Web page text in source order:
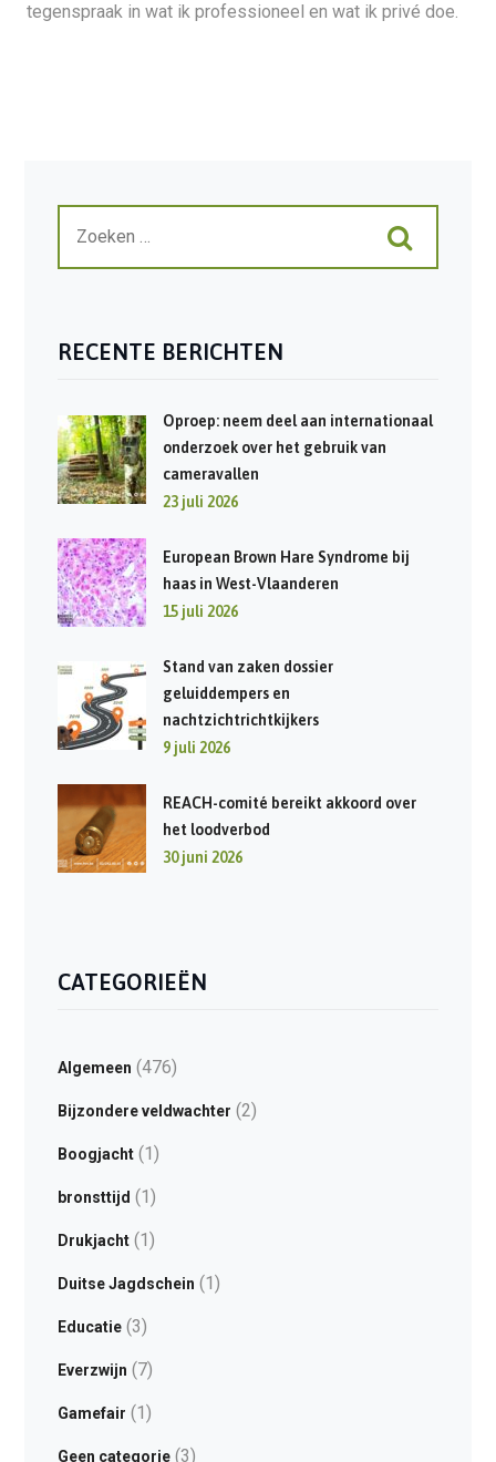
tegenspraak in wat ik professioneel en wat ik privé doe.
RECENTE BERICHTEN
Oproep: neem deel aan internationaal
onderzoek over het gebruik van
cameravallen
23 juli 2026
European Brown Hare Syndrome bij
haas in West-Vlaanderen
15 juli 2026
Stand van zaken dossier
geluiddempers en
nachtzichtrichtkijkers
9 juli 2026
REACH-comité bereikt akkoord over
het loodverbod
30 juni 2026
CATEGORIEËN
Algemeen (476)
Bijzondere veldwachter (2)
Boogjacht(1)
bronsttijd (1)
Drukjacht(1)
Duitse Jagdschein (1)
Educatie(3)
Everzwijn (7)
Gamefair (1)
Geen categorie(3)